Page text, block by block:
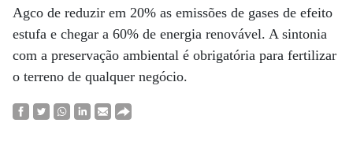
Agco de reduzir em 20% as emissões de gases de efeito
estufa e chegar a 60% de energia renovável. A sintonia
com a preservação ambiental é obrigatória para fertilizar
o terreno de qualquer negócio.